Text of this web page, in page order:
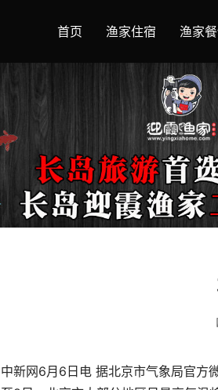
首页 渔家住宿 渔家
中新网6月6日电 据北京市气象局官方